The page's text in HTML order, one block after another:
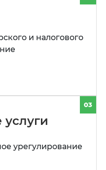
и налогового
03
урегулирование